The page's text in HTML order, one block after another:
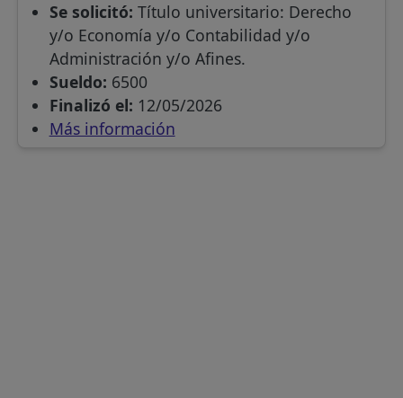
Se solicitó: Título universitario: Derecho
y/o Economía y/o Contabilidad y/o
Administración y/o Afines.
Sueldo: 6500
Finalizó el: 12/05/2026
Más información